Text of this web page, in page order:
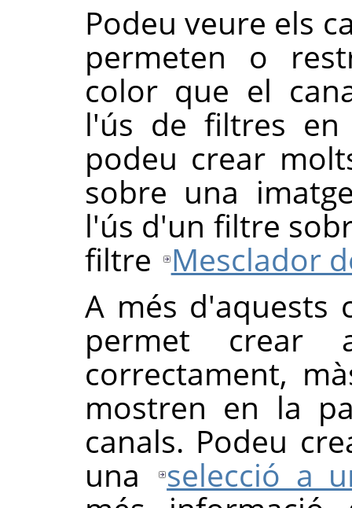
Podeu veure els
permeten o
color que el
l'ús de filtres en
podeu crear
sobre una
l'ús d'un filtre
filtre Mesclador
A més d'aquests
permet crear
correctament,
mostren en la
canals. Podeu
una
selecció a